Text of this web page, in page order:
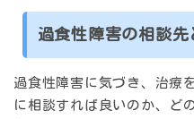
過食性障害の相談
過食性障害に気づき、治療
に相談すれば良いのか、ど